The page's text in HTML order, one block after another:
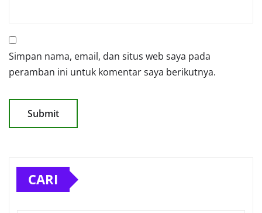
Simpan nama, email, dan situs web saya pada
peramban ini untuk komentar saya berikutnya.
CARI